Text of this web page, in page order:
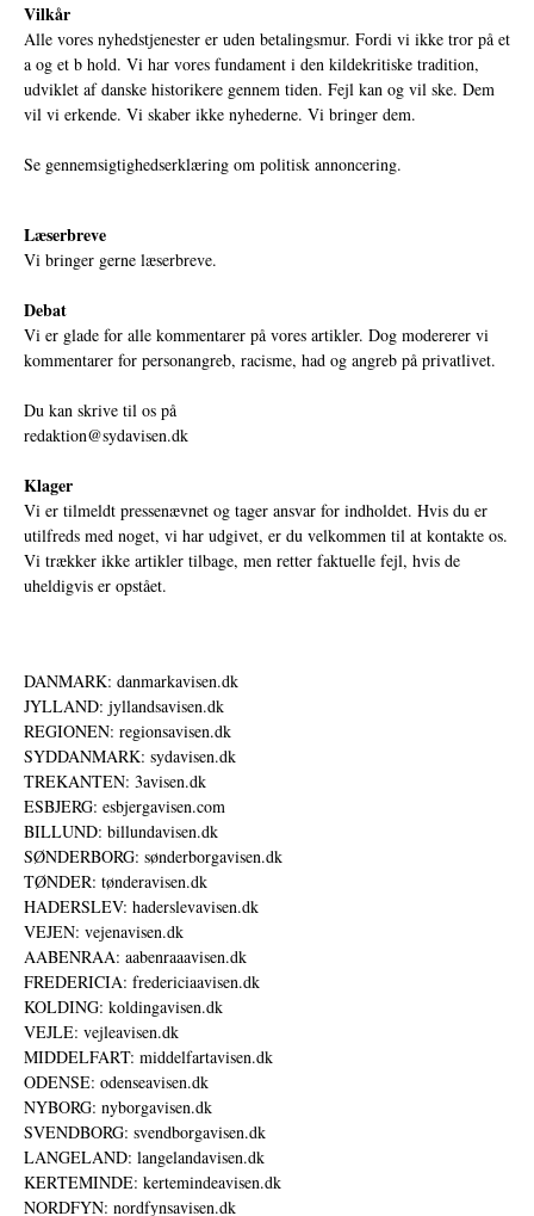
Vilkår
Alle vores nyhedstjenester er uden betalingsmur. Fordi vi ikke tror på et
a og et b hold. Vi har vores fundament i den kildekritiske tradition,
udviklet af danske historikere gennem tiden. Fejl kan og vil ske. Dem
vil vi erkende. Vi skaber ikke nyhederne. Vi bringer dem.
Se gennemsigtighedserklæring om politisk annoncering.
Læserbreve
Vi bringer gerne læserbreve.
Debat
Vi er glade for alle kommentarer på vores artikler. Dog modererer vi
kommentarer for personangreb, racisme, had og angreb på privatlivet.
Du kan skrive til os på
redaktion@sydavisen.dk
Klager
Vi er tilmeldt pressenævnet og tager ansvar for indholdet. Hvis du er
utilfreds med noget, vi har udgivet, er du velkommen til at kontakte os.
Vi trækker ikke artikler tilbage, men retter faktuelle fejl, hvis de
uheldigvis er opstået.
DANMARK: danmarkavisen.dk
JYLLAND: jyllandsavisen.dk
REGIONEN: regionsavisen.dk
SYDDANMARK: sydavisen.dk
TREKANTEN: 3avisen.dk
ESBJERG: esbjergavisen.com
BILLUND: billundavisen.dk
SØNDERBORG: sønderborgavisen.dk
TØNDER: tønderavisen.dk
HADERSLEV: haderslevavisen.dk
VEJEN: vejenavisen.dk
AABENRAA: aabenraaavisen.dk
FREDERICIA: fredericiaavisen.dk
KOLDING: koldingavisen.dk
VEJLE: vejleavisen.dk
MIDDELFART: middelfartavisen.dk
ODENSE: odenseavisen.dk
NYBORG: nyborgavisen.dk
SVENDBORG: svendborgavisen.dk
LANGELAND: langelandavisen.dk
KERTEMINDE: kertemindeavisen.dk
NORDFYN: nordfynsavisen.dk